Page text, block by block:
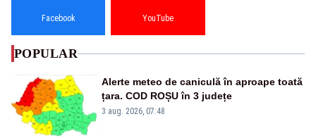
Facebook YouTube
POPULAR
Alerte meteo de caniculă în aproape toată
țara. COD ROȘU în 3 județe
3 aug. 2026, 07:48